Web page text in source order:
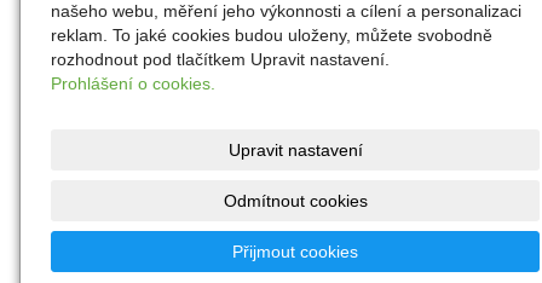
00572497
info@kanicky.cz
www.kanicky.cz
KB 23626321/0100
Prohlášení o přístupnosti
našeho webu, měření jeho výkonnosti a cílení a personalizaci
reklam. To jaké cookies budou uloženy, můžete svobodně
rozhodnout pod tlačítkem Upravit nastavení.
Prohlášení o cookies.
Upravit nastavení
Odmítnout cookies
Přijmout cookies